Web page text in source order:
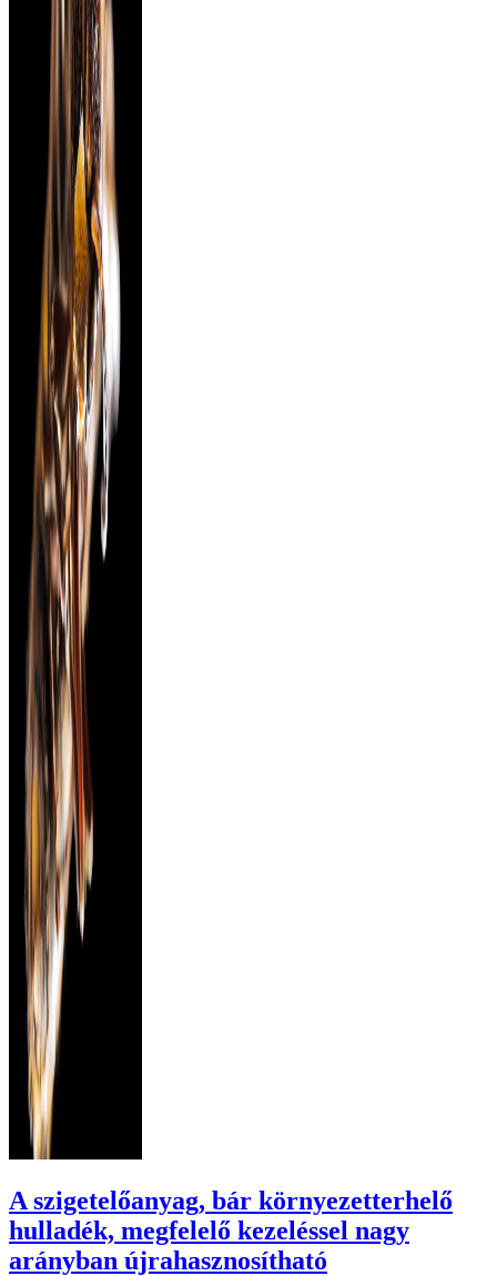
A szigetelőanyag, bár környezetterhelő
hulladék, megfelelő kezeléssel nagy
arányban újrahasznosítható